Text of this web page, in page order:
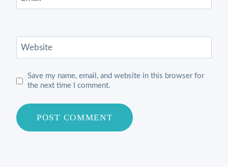
Website
Save my name, email, and website in this browser for
the next time I comment.